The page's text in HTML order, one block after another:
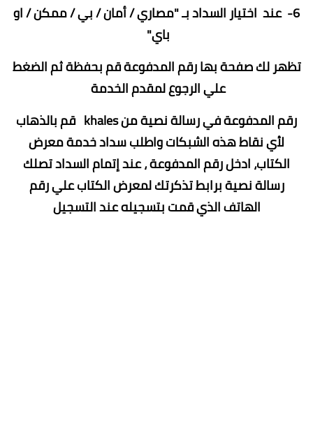
6- عند اختيار السداد بـ "مصاري / أمان / بي / ممكن / او
باي"
تظهر لك صفحة بها رقم المدفوعة قم بحفظة ثم الضغط
علي الرجوع لمقدم الخدمة
رقم المدفوعة في رسالة نصية من khales قم بالذهاب
لأي نقاط هذه الشبكات واطلب سداد خدمة معرض
الكتاب، ادخل رقم المدفوعة ، عند إتمام السداد تصلك
رسالة نصية برابط تذكرتك لمعرض الكتاب علي رقم
الهاتف الذي قمت بتسجيله عند التسجيل